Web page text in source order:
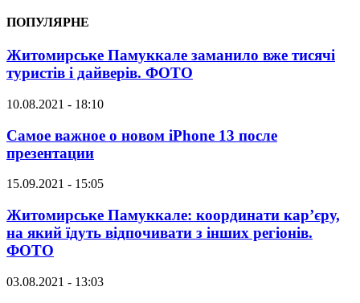
ПОПУЛЯРНЕ
Житомирське Памуккале заманило вже тисячі
туристів і дайверів. ФОТО
10.08.2021 - 18:10
Самое важное о новом iPhone 13 после
презентации
15.09.2021 - 15:05
Житомирське Памуккале: координати кар’єру,
на який їдуть відпочивати з інших регіонів.
ФОТО
03.08.2021 - 13:03